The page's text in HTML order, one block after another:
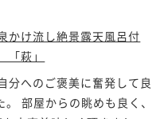
かけ流し絶景露天風呂付
萩」
分へのご褒美に奮発して良
部屋からの眺めも良く、